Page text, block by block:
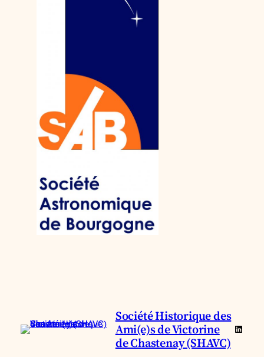
Société Historique des
Ami(e)s de Victorine
de Chastenay (SHAVC)